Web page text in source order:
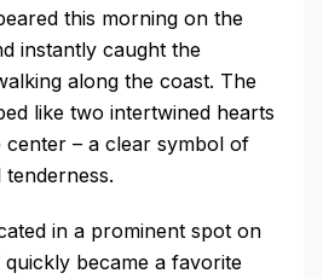
this morning on the
instantly caught the
along the coast. The
like two intertwined hearts
– a clear symbol of
in a prominent spot on
became a favorite